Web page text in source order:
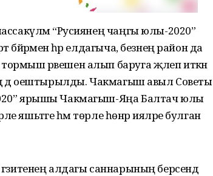
“Русиянең чаңгы юлы-2020”
һәр елдагыча, безнең район да
рәвешен алып баруга җәлеп иткән
дә оештырылды. Чакмагыш авыл Советы
ярышы Чакмагыш-Яңа Балтач юлы
яшьтәге һәм төрле һөнәр ияләре булган
алдагы саннарының берсендә